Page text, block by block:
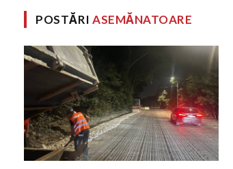
POSTĂRIASEMĂNATOARE